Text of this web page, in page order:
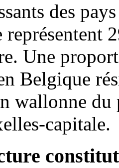
des
représentent
Une
Belgique
wallonne du
capitale.